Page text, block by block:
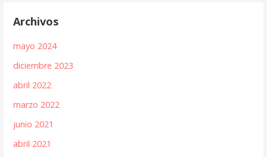
Archivos
mayo 2024
diciembre 2023
abril 2022
marzo 2022
junio 2021
abril 2021